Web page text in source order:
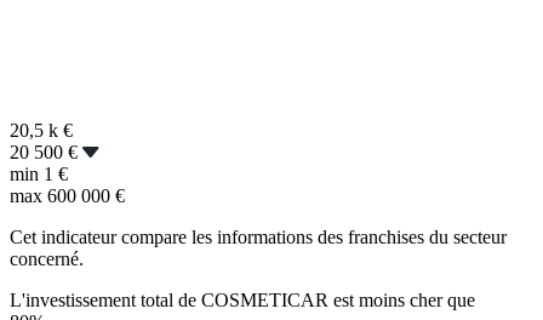
20,5 k €
20 500 €
min 1 €
max 600 000 €
Cet indicateur compare les informations des franchises du secteur
concerné.
L'investissement total de COSMETICAR est moins cher que